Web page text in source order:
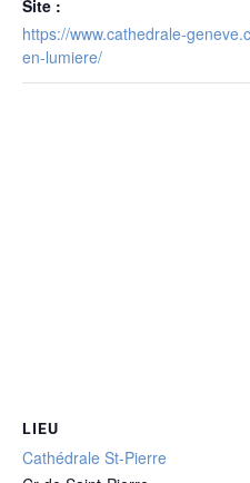
Site :
https://www.cathedrale-
en-lumiere/
LIEU
Cathédrale St-Pierre